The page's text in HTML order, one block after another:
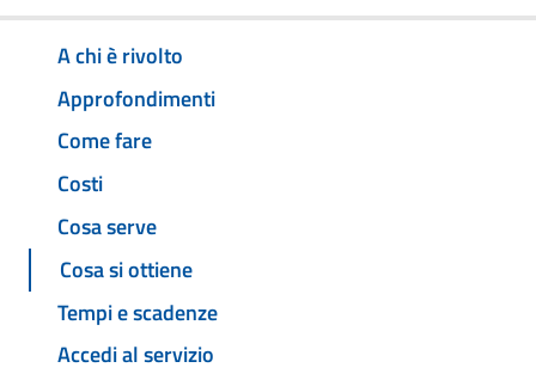
A chi è rivolto
Approfondimenti
Come fare
Costi
Cosa serve
Cosa si ottiene
Tempi e scadenze
Accedi al servizio